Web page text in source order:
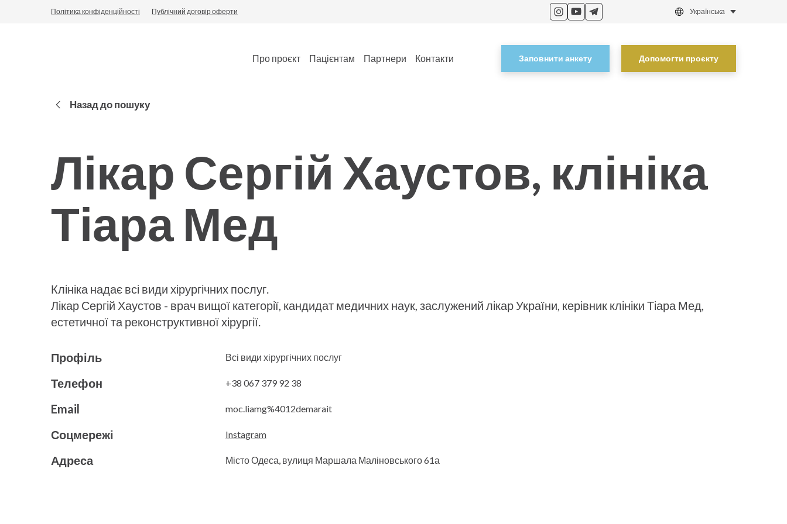
Політика конфіденційності Публічний договір оферти Українська
Про проєкт Пацієнтам Партнери Контакти Заповнити анкету Допомогти проєкту
Назад до пошуку
Лікар Сергій Хаустов, клініка
Тіара Мед
Клініка надає всі види хірургічних послуг.
Лікар Сергій Хаустов - врач вищої категорії, кандидат медичних наук, заслужений лікар України, керівник клініки Тіара Мед,
естетичної та реконструктивної хірургії.
Профіль Всі види хірургічних послуг
Телефон +38 067 379 92 38
Email moc.liamg%4012demarait
Соцмережі Instagram
Адреса Місто Одеса, вулиця Маршала Маліновського 61а